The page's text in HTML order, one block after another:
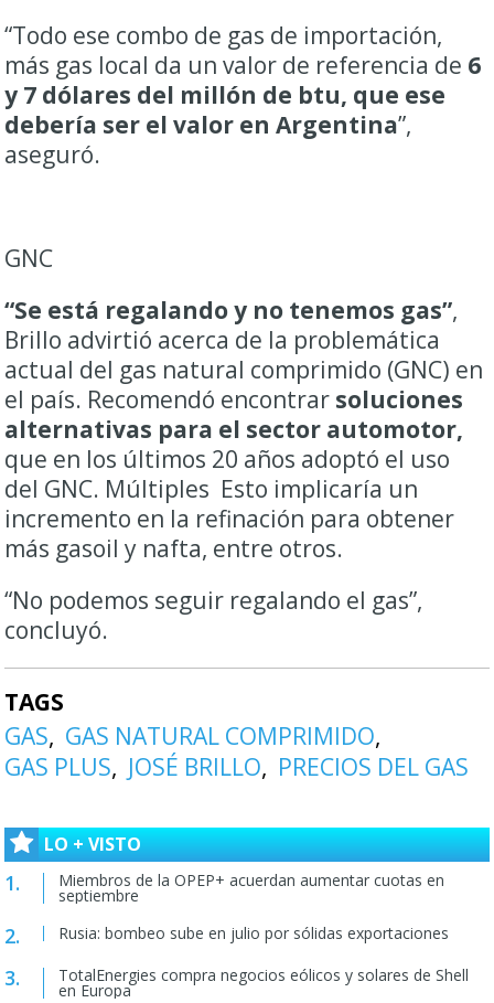
“Todo ese combo de gas de importación,
más gas local da un valor de referencia de 6
y 7 dólares del millón de btu, que ese
debería ser el valor en Argentina”,
aseguró.
GNC
“Se está regalando y no tenemos gas”,
Brillo advirtió acerca de la problemática
actual del gas natural comprimido (GNC) en
el país. Recomendó encontrar soluciones
alternativas para el sector automotor,
que en los últimos 20 años adoptó el uso
del GNC. Múltiples Esto implicaría un
incremento en la refinación para obtener
más gasoil y nafta, entre otros.
“No podemos seguir regalando el gas”,
concluyó.
TAGS
GAS
GAS NATURAL COMPRIMIDO
GAS PLUS
JOSÉ BRILLO PRECIOS DEL GAS
LO + VISTO
Miembros de la OPEP+ acuerdan aumentar cuotas en
septiembre
Rusia: bombeo sube en julio por sólidas exportaciones
TotalEnergies compra negocios eólicos y solares de Shell
en Europa